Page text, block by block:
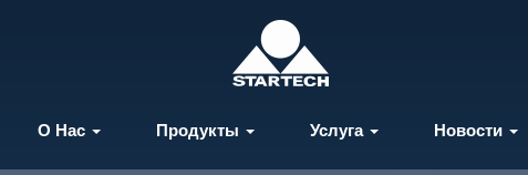
О Нас Продукты Услуга Новости